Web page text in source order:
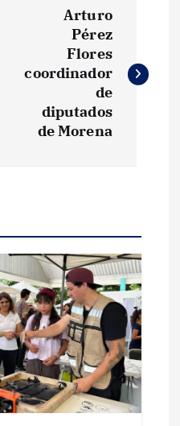
Arturo
Pérez
Flores
coordinador
de
diputados
de Morena